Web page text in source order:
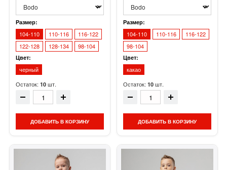
Размер:
104-110 110-116
116-122
122-128
128-134 98-104
Цвет:
черный
Остаток: 10 шт.
ДОБАВИТЬ В КОРЗИНУ
Размер:
104-110 110-116
116-122
98-104
Цвет:
какао
Остаток: 10 шт.
ДОБАВИТЬ В КОРЗИНУ